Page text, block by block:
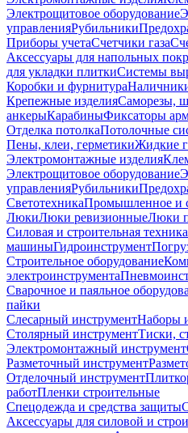
Электрощитовое оборудование
управленияРубильники
Приборы учетаСчетчики газа
Аксессуары для напольных
для укладки плиткиСистемы
Коробки и фурнитура
Крепежные изделияСаморезы,
анкерыКарабиныФиксаторы
Отделка потолкаПотолочные
Пены, клеи, герметикиЖидкие
Электромонтажные изделия
Электрощитовое оборудование
управленияРубильники
СветотехникаПромышленное и
ЛюкиЛюки ревизионныеЛюки
Силовая и строительная техника
машиныГидроинструмент
Строительное оборудование
электроинструмента
Сварочное и паяльное
пайки
Слесарный инструментНаборы
Столярный инструментТиски,
Электромонтажный инструмент
Разметочный инструмент
Отделочный инструмент
работПленки строительные
Спецодежда и средства защиты
Аксессуары для силовой и